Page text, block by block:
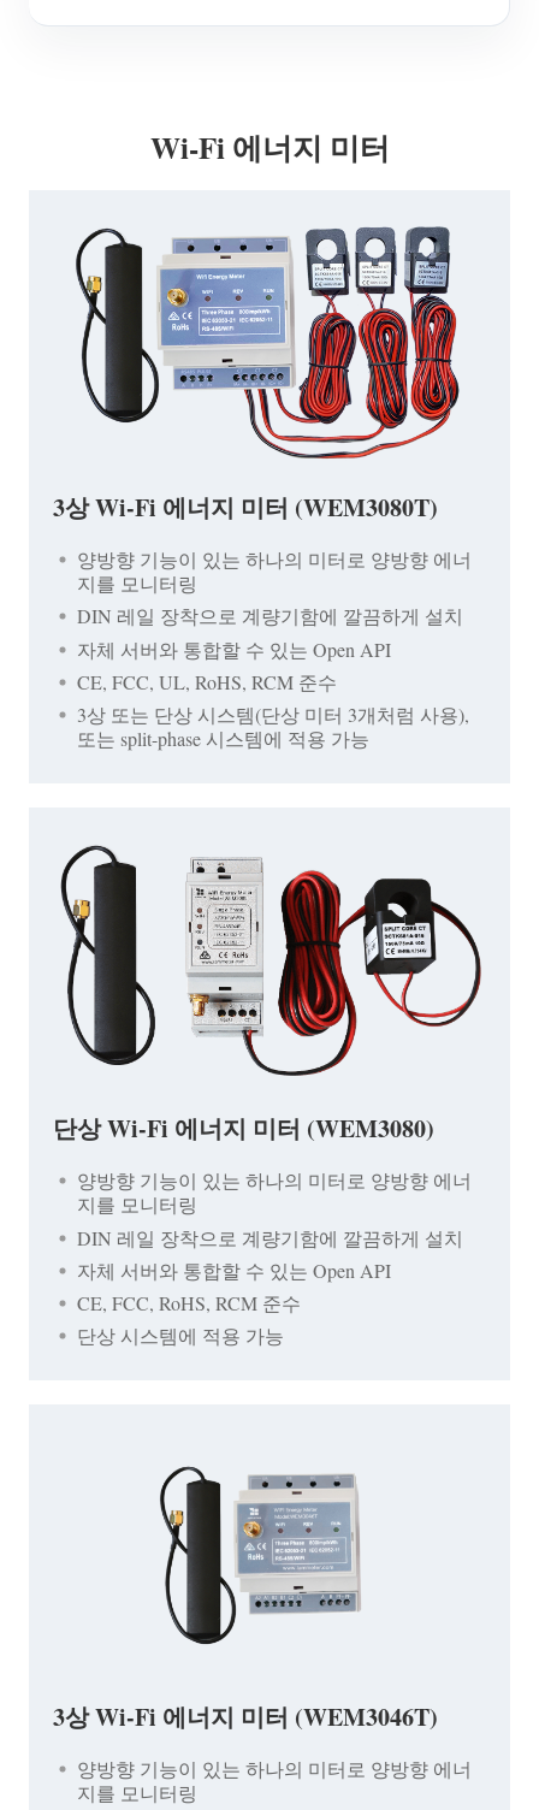
Wi-Fi 에너지 미터
3상 Wi-Fi 에너지 미터 (WEM3080T)
양방향 기능이 있는 하나의 미터로 양방향 에너
지를 모니터링
DIN 레일 장착으로 계량기함에 깔끔하게 설치
자체 서버와 통합할 수 있는 Open API
CE, FCC, UL, RoHS, RCM 준수
3상 또는 단상 시스템(단상 미터 3개처럼 사용),
또는 split-phase 시스템에 적용 가능
단상 Wi-Fi 에너지 미터 (WEM3080)
양방향 기능이 있는 하나의 미터로 양방향 에너
지를 모니터링
DIN 레일 장착으로 계량기함에 깔끔하게 설치
자체 서버와 통합할 수 있는 Open API
CE, FCC, RoHS, RCM 준수
단상 시스템에 적용 가능
3상 Wi-Fi 에너지 미터 (WEM3046T)
양방향 기능이 있는 하나의 미터로 양방향 에너
지를 모니터링